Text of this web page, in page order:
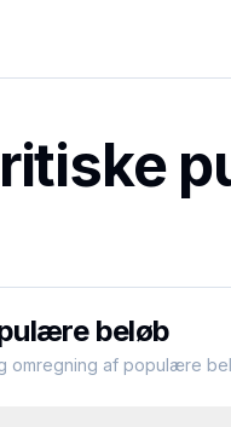
beløb
omregning af populære